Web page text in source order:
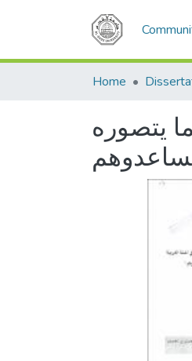
Home
يتصوره
مساعدوهم